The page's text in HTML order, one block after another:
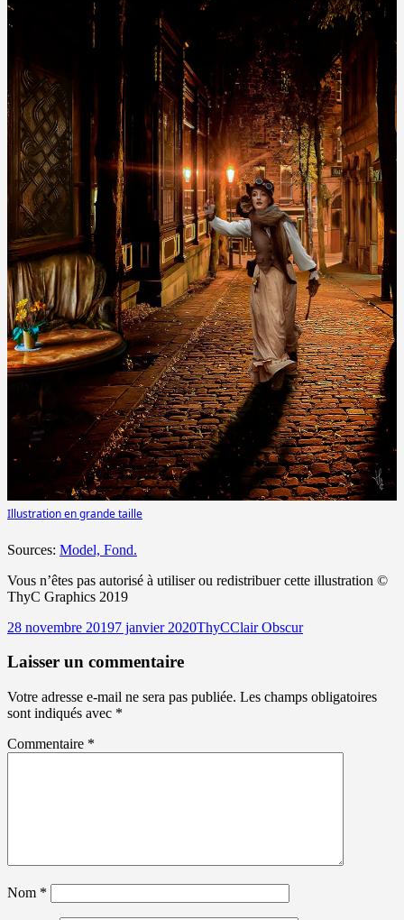
Illustration en grande taille
Sources: Model, Fond.
Vous n’êtes pas autorisé à utiliser ou redistribuer cette illustration ©
ThyC Graphics 2019
Publié
28 novembre 20197 janvier 2020Auteur
ThyCCatégories
Clair Obscur
Laisser un commentaire
Votre adresse e-mail ne sera pas publiée. Les champs obligatoires
sont indiqués avec *
Commentaire *
Nom *